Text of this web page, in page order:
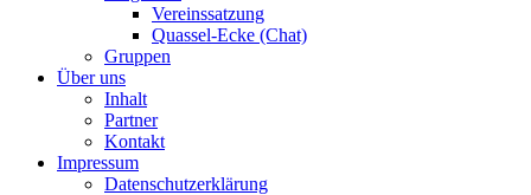
Vereinssatzung
Quassel-Ecke (Chat)
Gruppen
Über uns
Inhalt
Partner
Kontakt
Impressum
Datenschutzerklärung